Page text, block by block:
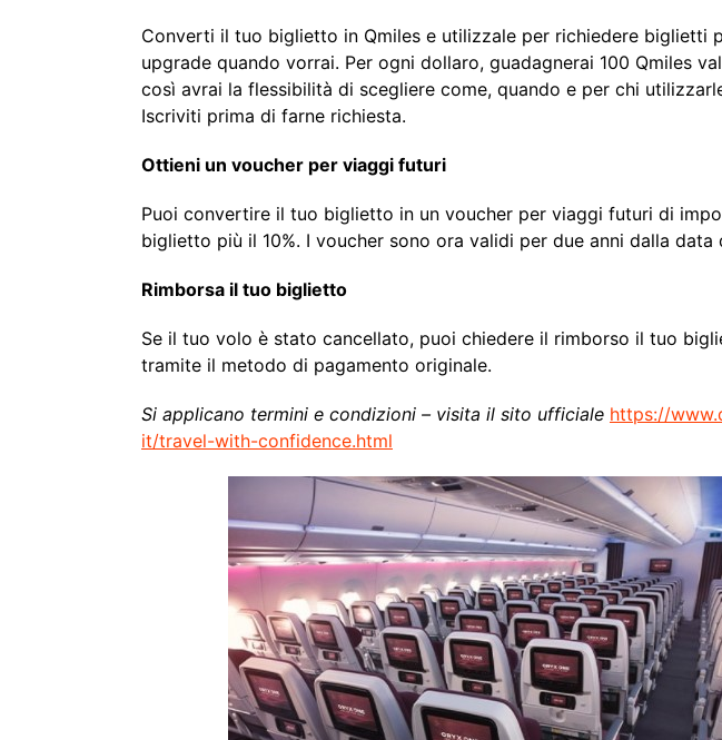
Converti il tuo biglietto in Qmiles e utilizzale per richiedere biglietti
upgrade quando vorrai. Per ogni dollaro, guadagnerai 100 Qmiles
così avrai la flessibilità di scegliere come, quando e per chi
Iscriviti prima di farne richiesta.
Ottieni un voucher per viaggi futuri
Puoi convertire il tuo biglietto in un voucher per viaggi futuri di
biglietto più il 10%. I voucher sono ora validi per due anni dalla data
Rimborsa il tuo biglietto
Se il tuo volo è stato cancellato, puoi chiedere il rimborso il tuo
tramite il metodo di pagamento originale.
Si applicano termini e condizioni – visita il sito ufficiale https://
it/travel-with-confidence.html